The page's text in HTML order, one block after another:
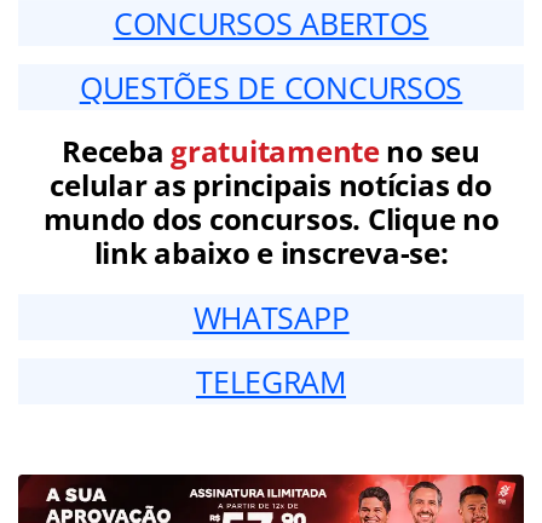
CONCURSOS ABERTOS
QUESTÕES DE CONCURSOS
Receba gratuitamenteno seu
celular as principais notícias do
mundo dos concursos. Clique no
link abaixo e inscreva-se:
WHATSAPP
TELEGRAM